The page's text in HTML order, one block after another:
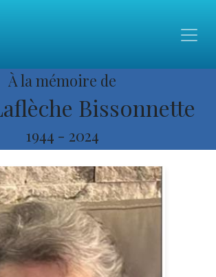
À la mémoire de
Bissonnette
1944 - 2024